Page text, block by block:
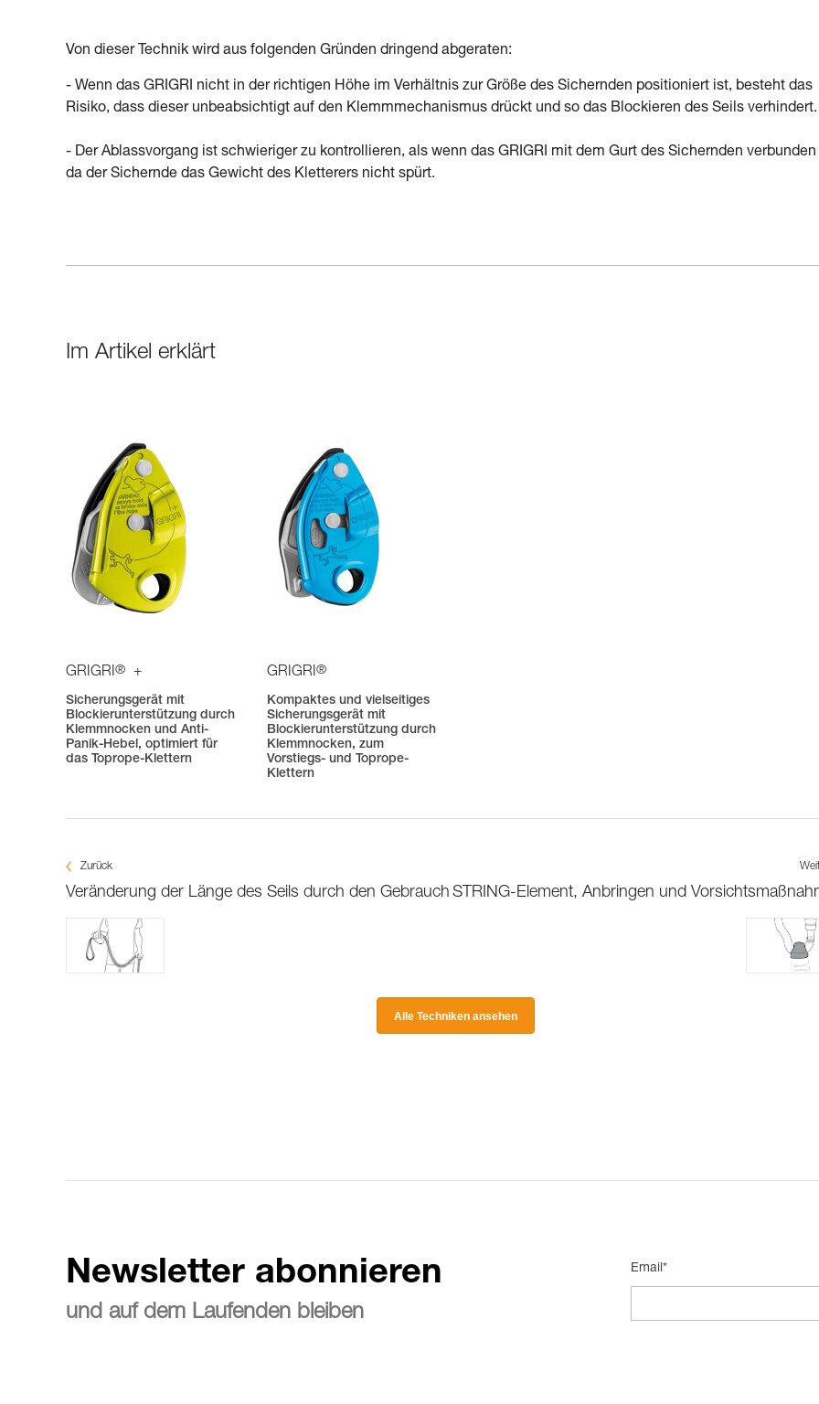
Von dieser Technik wird aus folgenden Gründen dringend abgeraten:
- Wenn das GRIGRI nicht in der richtigen Höhe im Verhältnis zur Größe des Sichernden positioniert ist, besteht das
Risiko, dass dieser unbeabsichtigt auf den Klemmmechanismus drückt und so das Blockieren des Seils verhindert.
- Der Ablassvorgang ist schwieriger zu kontrollieren, als wenn das GRIGRI mit dem Gurt des Sichernden verbunden
da der Sichernde das Gewicht des Kletterers nicht spürt.
Im Artikel erklärt
GRIGRI® +
Sicherungsgerät mit
Blockierunterstützung durch
Klemmnocken und Anti-
Panik-Hebel, optimiert für
das Toprope-Klettern
GRIGRI®
Kompaktes und vielseitiges
Sicherungsgerät mit
Blockierunterstützung durch
Klemmnocken, zum
Vorstiegs- und Toprope-
Klettern
Zurück
Veränderung der Länge des Seils durch den Gebrauch STRING-Element, Anbringen und
Alle Techniken ansehen
Newsletter abonnieren
und auf dem Laufenden bleiben
Email*